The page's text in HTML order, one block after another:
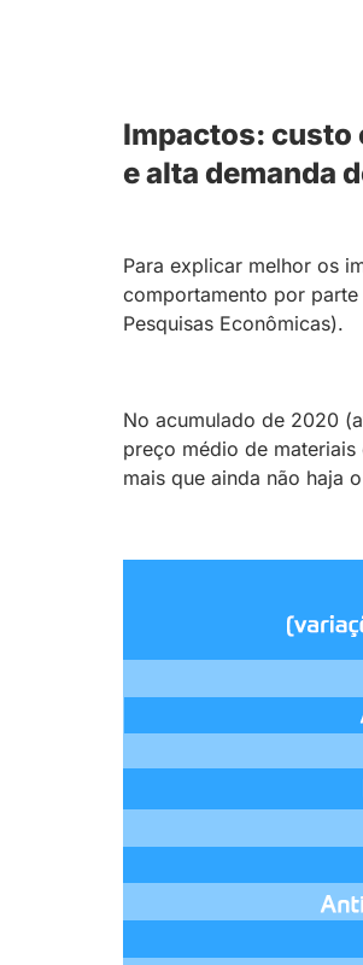
Impactos: custo
e alta demanda
Para explicar melhor os
comportamento por parte
Pesquisas Econômicas).
No acumulado de 2020
preço médio de
mais que ainda não haja